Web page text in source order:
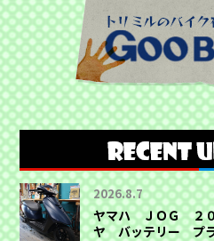
2026.8.7
ヤマハ ＪＯＧ ２
ヤ バッテリー プ